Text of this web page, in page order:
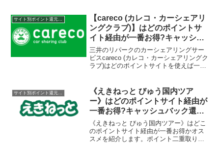
サイト別ポイント還元率一覧
【careco (カレコ・カーシェアリ
ングクラブ)】はどのポイントサ
イト経由が一番お得?キャッシュ
バック還元率比較一覧2019/8/15
三井のリパークのカーシェアリングサー
ビスcareco (カレコ・カーシェアリングク
ラブ)はどのポイントサイトを使えば一番
ポイントサイト名還元率・還元ポイント
150円相当...
《えきねっと びゅう国内ツア
ー》はどのポイントサイト経由が
一番お得?キャッシュバック還元
率比較一覧2020/4/21
《えきねっと びゅう国内ツアー》はどこ
のポイントサイト経由が一番お得かオス
スメを紹介します。ポイント二重取り、